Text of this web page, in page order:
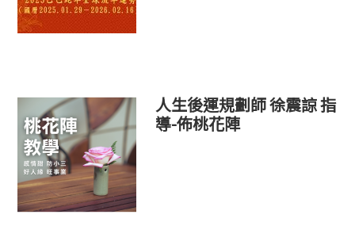
人生後運規劃師 徐震諒 指
導-佈桃花陣